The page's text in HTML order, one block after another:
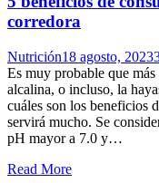
corredora
Nutrición18 agosto, 2023
Es muy probable que más
alcalina, o incluso, la
cuáles son los beneficios
servirá mucho. Se
pH mayor a 7.0 y…
Read More